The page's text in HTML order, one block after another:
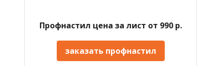
Профнастил цена за лист от 990 р.
заказать профнастил